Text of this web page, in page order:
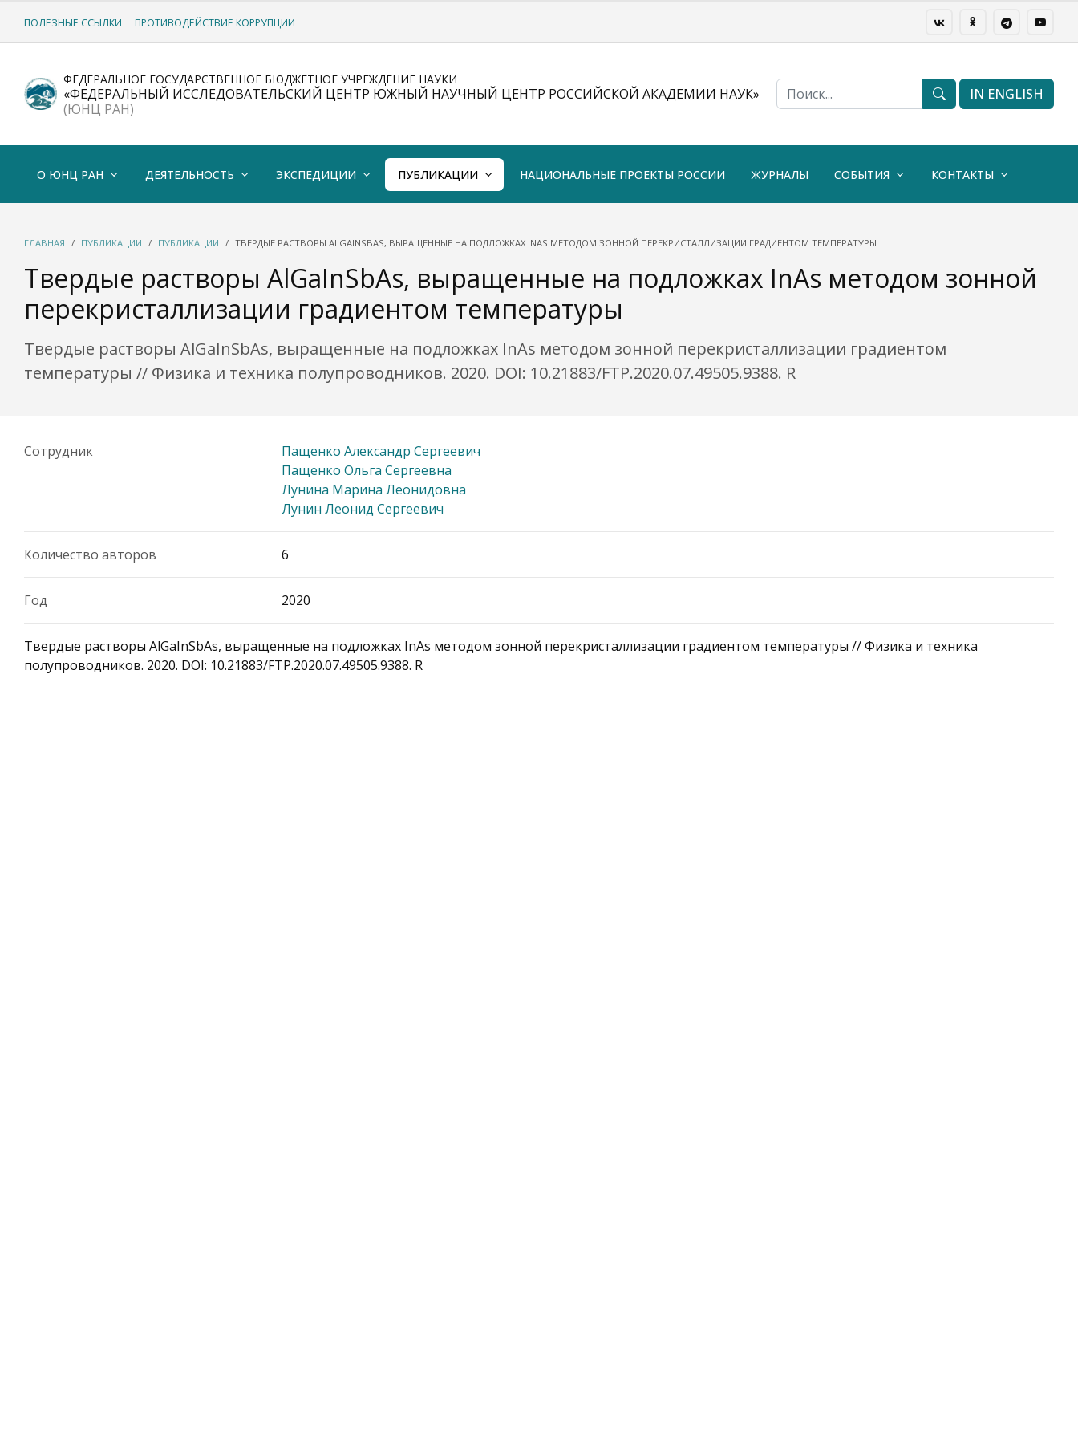
ПОЛЕЗНЫЕ ССЫЛКИ ПРОТИВОДЕЙСТВИЕ КОРРУПЦИИ
ФЕДЕРАЛЬНОЕ ГОСУДАРСТВЕННОЕ БЮДЖЕТНОЕ УЧРЕЖДЕНИЕ НАУКИ
«ФЕДЕРАЛЬНЫЙ ИССЛЕДОВАТЕЛЬСКИЙ ЦЕНТР ЮЖНЫЙ НАУЧНЫЙ ЦЕНТР РОССИЙСКОЙ АКАДЕМИИ НАУК»
(ЮНЦ РАН)
IN ENGLISH
О ЮНЦ РАН ДЕЯТЕЛЬНОСТЬ ЭКСПЕДИЦИИ ПУБЛИКАЦИИ НАЦИОНАЛЬНЫЕ ПРОЕКТЫ РОССИИ ЖУРНАЛЫ СОБЫТИЯ КОНТАКТЫ
ГЛАВНАЯ ПУБЛИКАЦИИ ПУБЛИКАЦИИ ТВЕРДЫЕ РАСТВОРЫ ALGAINSBAS, ВЫРАЩЕННЫЕ НА ПОДЛОЖКАХ INAS МЕТОДОМ ЗОННОЙ ПЕРЕКРИСТАЛЛИЗАЦИИ ГРАДИЕНТОМ ТЕМПЕРАТУРЫ
Твердые растворы AlGaInSbAs, выращенные на подложках InAs методом зонной
перекристаллизации градиентом температуры
Твердые растворы AlGaInSbAs, выращенные на подложках InAs методом зонной перекристаллизации градиентом
температуры // Физика и техника полупроводников. 2020. DOI: 10.21883/FTP.2020.07.49505.9388. R
Сотрудник
Пащенко Александр Сергеевич
Пащенко Ольга Сергеевна
Лунина Марина Леонидовна
Лунин Леонид Сергеевич
Количество авторов 6
Год 2020
Твердые растворы AlGaInSbAs, выращенные на подложках InAs методом зонной перекристаллизации градиентом температуры // Физика и техника
полупроводников. 2020. DOI: 10.21883/FTP.2020.07.49505.9388. R